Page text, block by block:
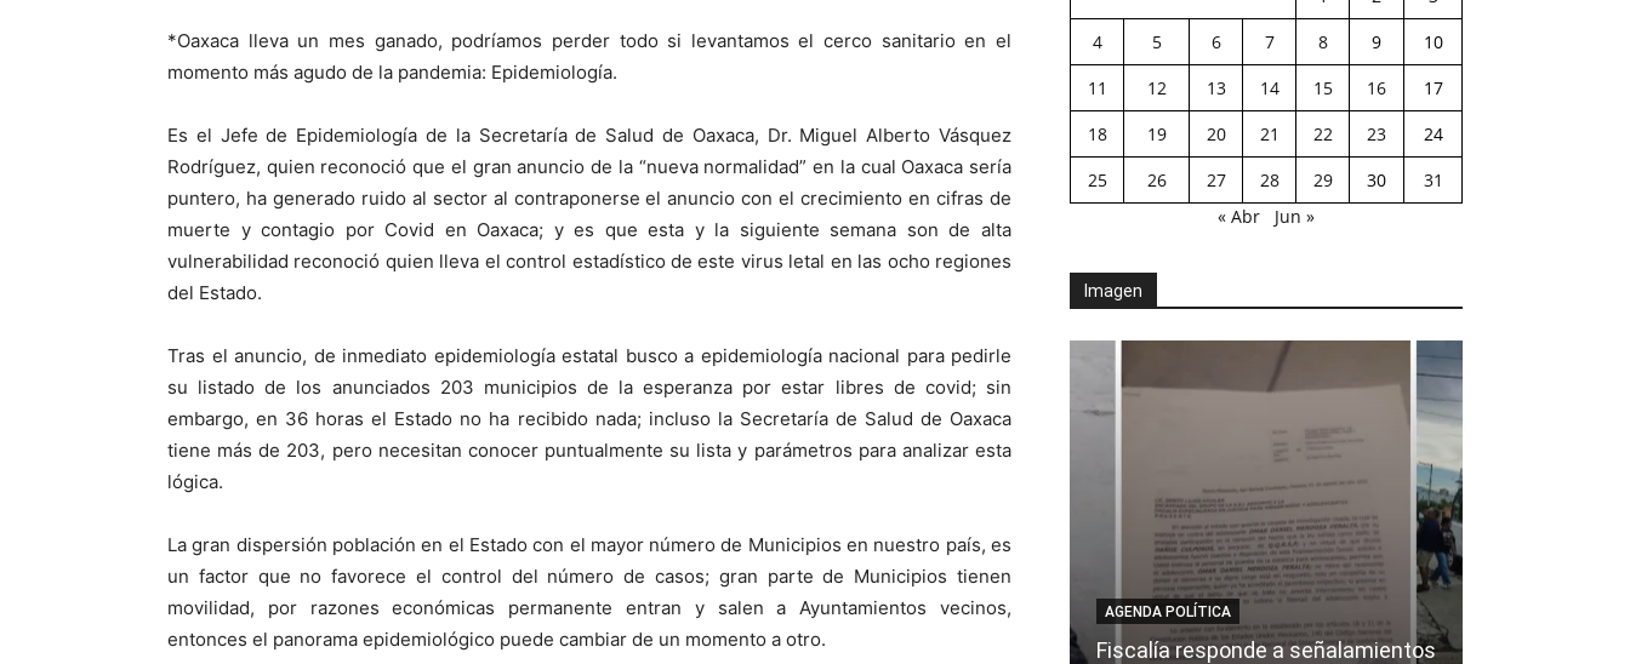
*Oaxaca lleva un mes ganado, podríamos perder todo si levantamos el cerco sanitario en el
momento más agudo de la pandemia: Epidemiología.
Es el Jefe de Epidemiología de la Secretaría de Salud de Oaxaca, Dr. Miguel Alberto Vásquez
Rodríguez, quien reconoció que el gran anuncio de la “nueva normalidad” en la cual Oaxaca sería
puntero, ha generado ruido al sector al contraponerse el anuncio con el crecimiento en cifras de
muerte y contagio por Covid en Oaxaca; y es que esta y la siguiente semana son de alta
vulnerabilidad reconoció quien lleva el control estadístico de este virus letal en las ocho regiones
del Estado.
Tras el anuncio, de inmediato epidemiología estatal busco a epidemiología nacional para pedirle
su listado de los anunciados 203 municipios de la esperanza por estar libres de covid; sin
embargo, en 36 horas el Estado no ha recibido nada; incluso la Secretaría de Salud de Oaxaca
tiene más de 203, pero necesitan conocer puntualmente su lista y parámetros para analizar esta
lógica.
La gran dispersión población en el Estado con el mayor número de Municipios en nuestro país, es
un factor que no favorece el control del número de casos; gran parte de Municipios tienen
movilidad, por razones económicas permanente entran y salen a Ayuntamientos vecinos,
entonces el panorama epidemiológico puede cambiar de un momento a otro.
4
5 6 7 8 9
10
11
12 13 14 15 16
17
18
19 20 21 22 23
24
25
26 27 28 29 30
31
« Abr
Jun »
Imagen
AGENDA POLÍTICA
Fiscalía responde a señalamientos